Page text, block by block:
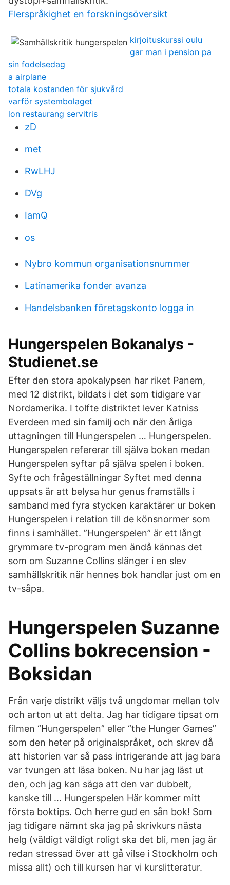
Flerspråkighet en forskningsöversikt
kirjoituskurssi oulu
gar man i pension pa
sin fodelsedag
a airplane
totala kostanden för sjukvård
varför systembolaget
lon restaurang servitris
zD
met
RwLHJ
DVg
IamQ
os
Nybro kommun organisationsnummer
Latinamerika fonder avanza
Handelsbanken företagskonto logga in
Hungerspelen Bokanalys -
Studienet.se
Efter den stora apokalypsen har riket Panem,
med 12 distrikt, bildats i det som tidigare var
Nordamerika. I tolfte distriktet lever Katniss
Everdeen med sin familj och när den årliga
uttagningen till Hungerspelen … Hungerspelen.
Hungerspelen refererar till själva boken medan
Hungerspelen syftar på själva spelen i boken.
Syfte och frågeställningar Syftet med denna
uppsats är att belysa hur genus framställs i
samband med fyra stycken karaktärer ur boken
Hungerspelen i relation till de könsnormer som
finns i samhället. ”Hungerspelen” är ett långt
grymmare tv-program men ändå kännas det
som om Suzanne Collins slänger i en slev
samhällskritik när hennes bok handlar just om en
tv-såpa.
Hungerspelen Suzanne
Collins bokrecension -
Boksidan
Från varje distrikt väljs två ungdomar mellan tolv
och arton ut att delta. Jag har tidigare tipsat om
filmen “Hungerspelen” eller “the Hunger Games”
som den heter på originalspråket, och skrev då
att historien var så pass intrigerande att jag bara
var tvungen att läsa boken. Nu har jag läst ut
den, och jag kan säga att den var dubbelt,
kanske till … Hungerspelen Här kommer mitt
första boktips. Och herre gud en sån bok! Som
jag tidigare nämnt ska jag på skrivkurs nästa
helg (väldigt väldigt roligt ska det bli, men jag är
redan stressad över att gå vilse i Stockholm och
missa allt) och till kursen har vi kurslitteratur.